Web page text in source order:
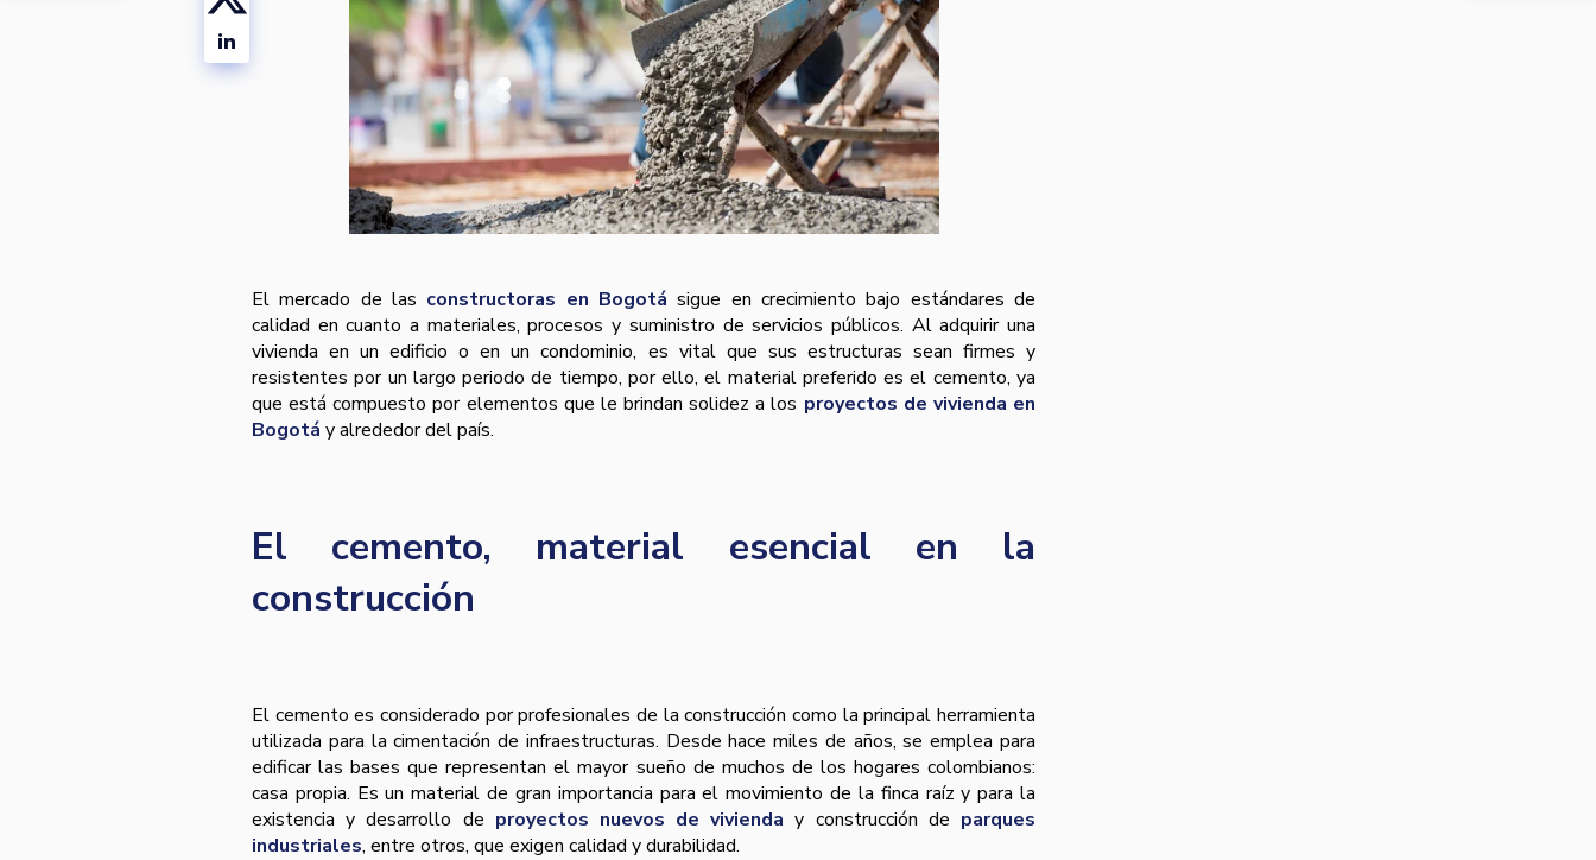
El mercado de las constructoras en Bogotá sigue en crecimiento bajo estándares de
calidad en cuanto a materiales, procesos y suministro de servicios públicos. Al adquirir una
vivienda en un edificio o en un condominio, es vital que sus estructuras sean firmes y
resistentes por un largo periodo de tiempo, por ello, el material preferido es el cemento, ya
que está compuesto por elementos que le brindan solidez a los proyectos de vivienda en
Bogotá y alrededor del país.
El cemento, material esencial en la
construcción
El cemento es considerado por profesionales de la construcción como la principal herramienta
utilizada para la cimentación de infraestructuras. Desde hace miles de años, se emplea para
edificar las bases que representan el mayor sueño de muchos de los hogares colombianos:
casa propia. Es un material de gran importancia para el movimiento de la finca raíz y para la
existencia y desarrollo de proyectos nuevos de vivienda y construcción de parques
industriales, entre otros, que exigen calidad y durabilidad.